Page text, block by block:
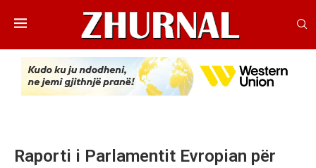
Raporti i Parlamentit Evropian për